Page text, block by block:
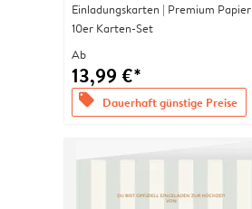
Einladungskarten | Premium Papier
10er Karten-Set
Ab
13,99 €*
offers Dauerhaft günstige Preise